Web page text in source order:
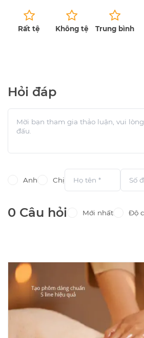
Rất tệ Không tệ Trung bình
Hỏi đáp
Anh Chị
0 Câu hỏi Mới nhất Độ